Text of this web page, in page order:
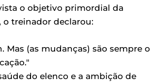
o objetivo primordial da
o treinador declarou:
(as mudanças) são sempre o
do elenco e a ambição de